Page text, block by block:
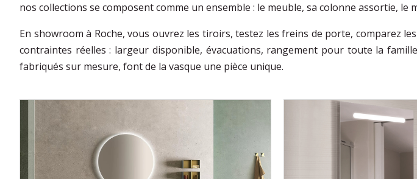
nos collections se composent comme un ensemble : le meuble, sa colonne assortie, le
En showroom à Roche, vous ouvrez les tiroirs, testez les freins de porte, comparez
contraintes réelles : largeur disponible, évacuations, rangement pour toute la
fabriqués sur mesure, font de la vasque une pièce unique.